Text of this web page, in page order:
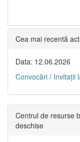
Cea mai recentă
Data: 12.06.2026
Convocări / Invitaţii
Centrul de resurse
deschise